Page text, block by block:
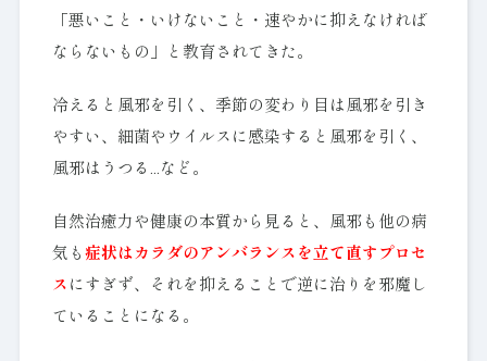
「悪いこと・いけないこと・速やかに抑えなければ
ならないもの」と教育されてきた。
冷えると風邪を引く、季節の変わり目は風邪を引き
やすい、細菌やウイルスに感染すると風邪を引く、
風邪はうつる…など。
自然治癒力や健康の本質から見ると、風邪も他の病
気も 症状はカラダのアンバランスを立て直すプロセ
ス にすぎず、それを抑えることで逆に治りを邪魔し
ていることになる。